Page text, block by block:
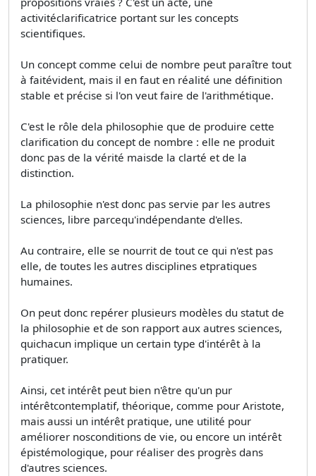
activitéclarificatrice portant sur les concepts
scientifiques.
Un concept comme celui de nombre peut paraître tout
à faitévident, mais il en faut en réalité une définition
stable et précise si l'on veut faire de l'arithmétique.
C'est le rôle dela philosophie que de produire cette
clarification du concept de nombre : elle ne produit
donc pas de la vérité maisde la clarté et de la
distinction.
La philosophie n'est donc pas servie par les autres
sciences, libre parcequ'indépendante d'elles.
Au contraire, elle se nourrit de tout ce qui n'est pas
elle, de toutes les autres disciplines etpratiques
humaines.
On peut donc repérer plusieurs modèles du statut de
la philosophie et de son rapport aux autres sciences,
quichacun implique un certain type d'intérêt à la
pratiquer.
Ainsi, cet intérêt peut bien n'être qu'un pur
intérêtcontemplatif, théorique, comme pour Aristote,
mais aussi un intérêt pratique, une utilité pour
améliorer nosconditions de vie, ou encore un intérêt
épistémologique, pour réaliser des progrès dans
d'autres sciences.